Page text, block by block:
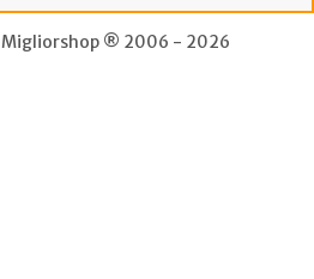
Migliorshop® 2006 - 2026